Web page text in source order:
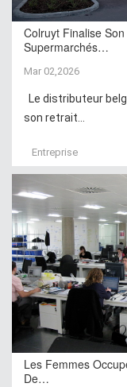
Colruyt Finalise
Supermarchés…
Mar 02,2026
Le distributeur
son retrait...
Entreprise
Les Femmes
De…